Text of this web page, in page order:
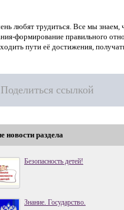
любят трудиться. Все мы знаем,
формирование правильного
пути её достижения,
Поделиться ссылкой
новости раздела
Безопасность детей!
Знание. Государство.